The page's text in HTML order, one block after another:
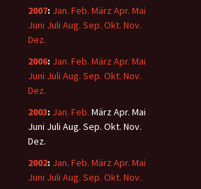
2007: Jan. Feb. März Apr. Mai
Juni Juli Aug. Sep. Okt. Nov.
Dez.
2006: Jan. Feb. März Apr. Mai
Juni Juli Aug. Sep. Okt. Nov.
Dez.
2003: Jan. Feb. MärzApr. Mai
Juni Juli Aug. Sep. Okt. Nov.
Dez.
2002: Jan. Feb. März Apr. Mai
Juni Juli Aug. Sep. Okt. Nov.